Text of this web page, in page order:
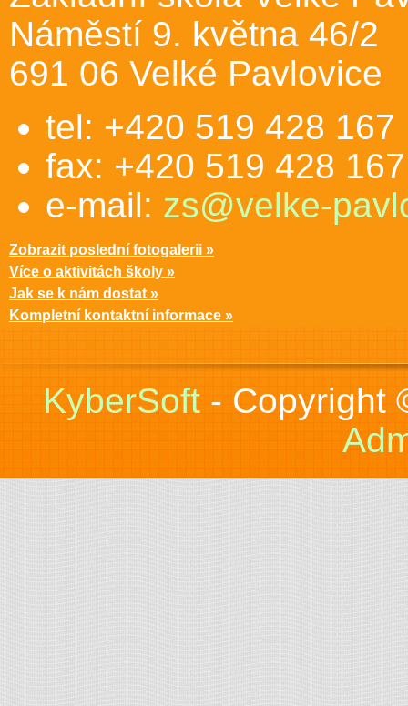
Náměstí 9. května 46/2
691 06 Velké Pavlovice
tel: +420 519 428 167
fax: +420 519 428 167
e-mail: zs@velke-
Zobrazit poslední fotogalerii »
Více o aktivitách školy »
Jak se k nám dostat »
Kompletní kontaktní informace »
KyberSoft- Copyright